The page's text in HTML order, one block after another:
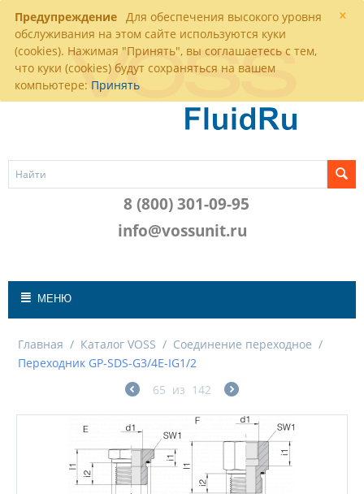
×
Предупреждение Для обеспечения высокого уровня
обслуживания на этом сайте используются куки
(cookies). Нажимая "Принять", вы соглашаетесь с тем,
что куки (cookies) будут сохраняться на вашем
компьютере: Принять
8 (800) 301-09-95
info@vossunit.ru
МЕНЮ
Главная / Каталог VOSS / Соединение переходное /
Переходник GP-SDS-G3/4E-IG1/2
65 из 142